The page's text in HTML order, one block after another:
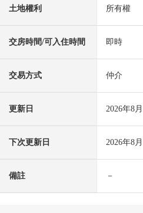
土地權利 所有權
交房時間/可入住時間 即時
交易方式 仲介
更新日 2026年8
下次更新日 2026年8
備註 －